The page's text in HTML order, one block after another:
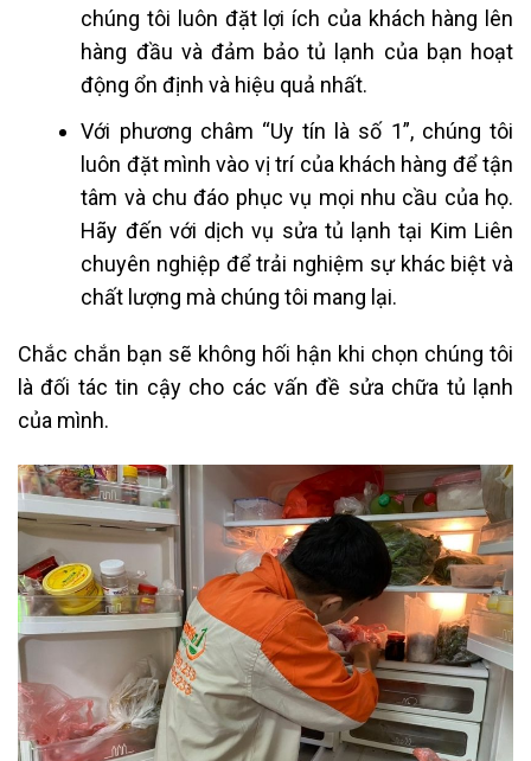
chúng tôi luôn đặt lợi ích của khách hàng lên
hàng đầu và đảm bảo tủ lạnh của bạn hoạt
động ổn định và hiệu quả nhất.
Với phương châm “Uy tín là số 1”, chúng tôi
luôn đặt mình vào vị trí của khách hàng để tận
tâm và chu đáo phục vụ mọi nhu cầu của họ.
Hãy đến với dịch vụ sửa tủ lạnh tại Kim Liên
chuyên nghiệp để trải nghiệm sự khác biệt và
chất lượng mà chúng tôi mang lại.
Chắc chắn bạn sẽ không hối hận khi chọn chúng tôi
là đối tác tin cậy cho các vấn đề sửa chữa tủ lạnh
của mình.